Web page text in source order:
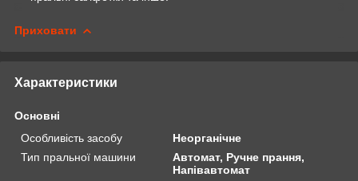
Приховати
Характеристики
Основні
Особливість засобу
Неорганічне
Тип пральної машини
Автомат, Ручне прання,
Напівавтомат